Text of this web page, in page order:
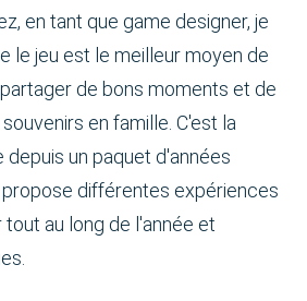
en tant que game designer, je
le jeu est le meilleur moyen de
de bons moments et de
en famille. C'est la
depuis un paquet d'années
différentes expériences
tout au long de l'année et